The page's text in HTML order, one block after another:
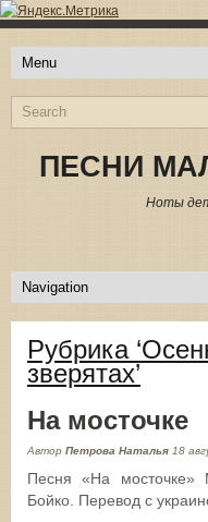
ПЕСНИ
Ноты
Рубрика
зверятах’
На мосточке
Автор Петрова Наталья 18
Песня «На мосточке»
Бойко. Перевод с